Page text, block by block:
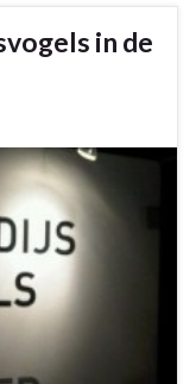
in de